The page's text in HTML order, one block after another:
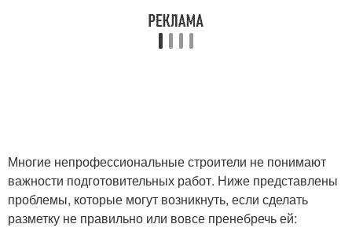
Многие непрофессиональные строители не понимают
важности подготовительных работ. Ниже представлены
проблемы, которые могут возникнуть, если сделать
разметку не правильно или вовсе пренебречь ей: